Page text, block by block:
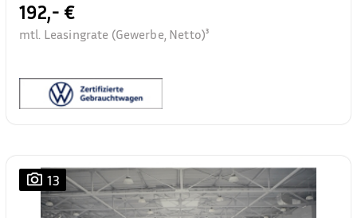
192,- €
mtl. Leasingrate (Gewerbe, Netto)³
13